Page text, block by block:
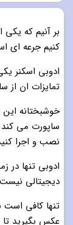
بر آنیم که یکی
کنیم جرعه ای
ادوبی اسکنر
تمایزات ان از
خوشبختانه
ساپورت می کند
نصب و اجرا
ادوبی تنها در
دیجیتالی
تنها کافی است
عکس بگیرید تا